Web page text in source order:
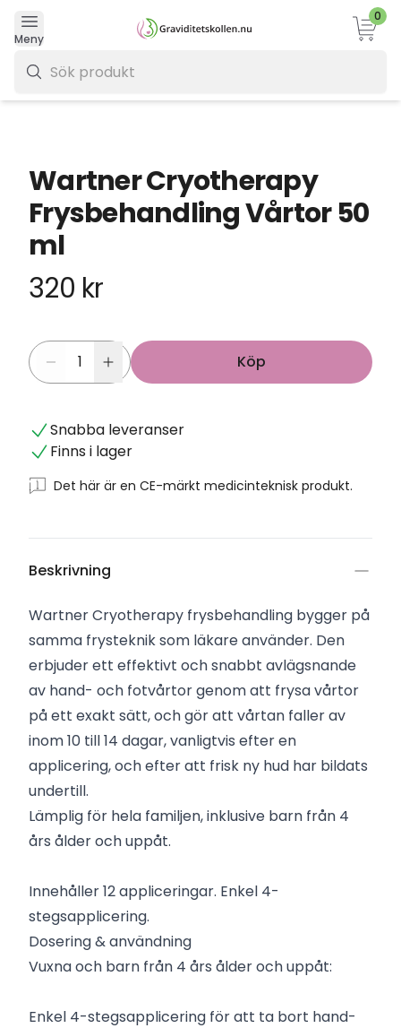
Meny
0
Wartner Cryotherapy
Frysbehandling Vårtor 50
ml
320 kr
Köp
Snabba leveranser
Finns i lager
Det här är en CE-märkt medicinteknisk produkt.
Beskrivning
Wartner Cryotherapy frysbehandling bygger på
samma frysteknik som läkare använder. Den
erbjuder ett effektivt och snabbt avlägsnande
av hand- och fotvårtor genom att frysa vårtor
på ett exakt sätt, och gör att vårtan faller av
inom 10 till 14 dagar, vanligtvis efter en
applicering, och efter att frisk ny hud har bildats
undertill.
Lämplig för hela familjen, inklusive barn från 4
års ålder och uppåt.
Innehåller 12 appliceringar. Enkel 4-
stegsapplicering.
Dosering & användning
Vuxna och barn från 4 års ålder och uppåt:
Enkel 4-stegsapplicering för att ta bort hand-